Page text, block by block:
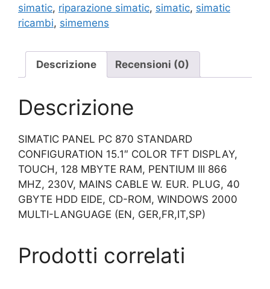
simatic, riparazione simatic, simatic, simatic
ricambi, simemens
Descrizione Recensioni (0)
Descrizione
SIMATIC PANEL PC 870 STANDARD
CONFIGURATION 15.1″ COLOR TFT DISPLAY,
TOUCH, 128 MBYTE RAM, PENTIUM III 866
MHZ, 230V, MAINS CABLE W. EUR. PLUG, 40
GBYTE HDD EIDE, CD-ROM, WINDOWS 2000
MULTI-LANGUAGE (EN, GER,FR,IT,SP)
Prodotti correlati